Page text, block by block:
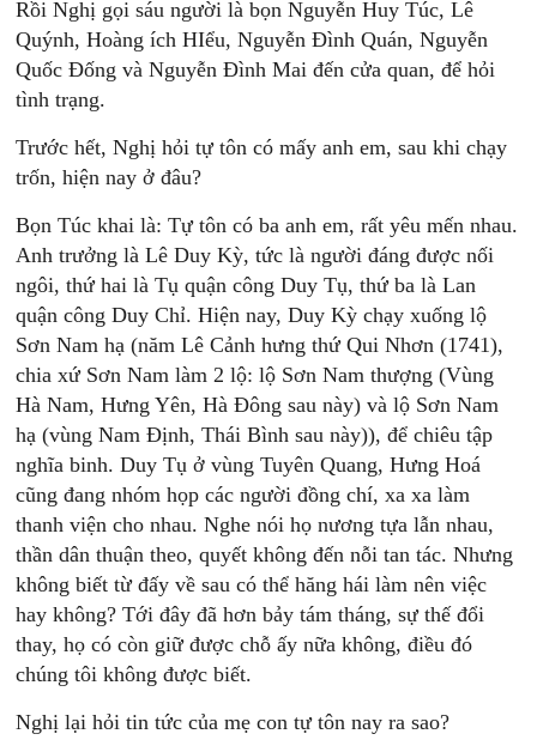
Rồi Nghị gọi sáu người là bọn Nguyễn Huy Túc, Lê
Quýnh, Hoàng ích HIểu, Nguyễn Đình Quán, Nguyễn
Quốc Đống và Nguyễn Đình Mai đến cửa quan, để hỏi
tình trạng.
Trước hết, Nghị hỏi tự tôn có mấy anh em, sau khi chạy
trốn, hiện nay ở đâu?
Bọn Túc khai là: Tự tôn có ba anh em, rất yêu mến nhau.
Anh trưởng là Lê Duy Kỳ, tức là người đáng được nối
ngôi, thứ hai là Tụ quận công Duy Tụ, thứ ba là Lan
quận công Duy Chỉ. Hiện nay, Duy Kỳ chạy xuống lộ
Sơn Nam hạ (năm Lê Cảnh hưng thứ Qui Nhơn (1741),
chia xứ Sơn Nam làm 2 lộ: lộ Sơn Nam thượng (Vùng
Hà Nam, Hưng Yên, Hà Đông sau này) và lộ Sơn Nam
hạ (vùng Nam Định, Thái Bình sau này)), để chiêu tập
nghĩa binh. Duy Tụ ở vùng Tuyên Quang, Hưng Hoá
cũng đang nhóm họp các người đồng chí, xa xa làm
thanh viện cho nhau. Nghe nói họ nương tựa lẫn nhau,
thần dân thuận theo, quyết không đến nỗi tan tác. Nhưng
không biết từ đấy về sau có thể hăng hái làm nên việc
hay không? Tới đây đã hơn bảy tám tháng, sự thế đổi
thay, họ có còn giữ được chỗ ấy nữa không, điều đó
chúng tôi không được biết.
Nghị lại hỏi tin tức của mẹ con tự tôn nay ra sao?